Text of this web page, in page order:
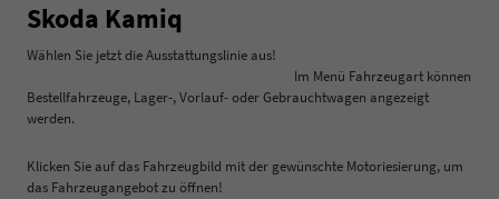
Skoda Kamiq
Wählen Sie jetzt die Ausstattungslinie aus!
Im Menü Fahrzeugart können
Bestellfahrzeuge, Lager-, Vorlauf- oder Gebrauchtwagen angezeigt
werden.
Klicken Sie auf das Fahrzeugbild mit der gewünschte Motoriesierung, um
das Fahrzeugangebot zu öffnen!